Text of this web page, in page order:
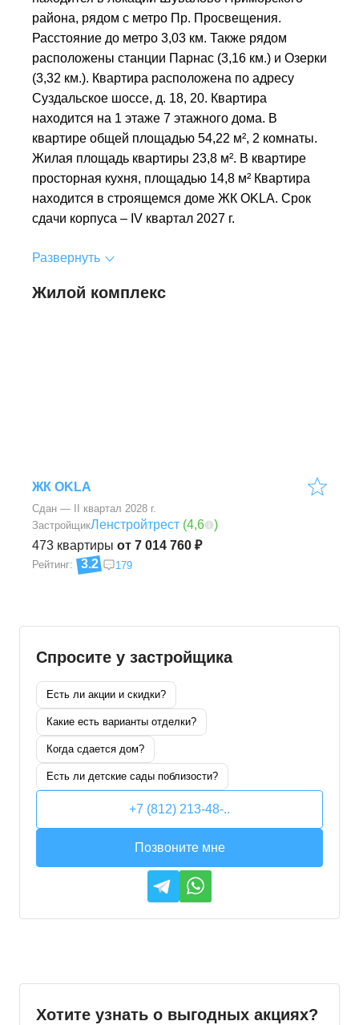
района, рядом с метро Пр. Просвещения.
Расстояние до метро 3,03 км. Также рядом
расположены станции Парнас (3,16 км.) и Озерки
(3,32 км.). Квартира расположена по адресу
Суздальское шоссе, д. 18, 20. Квартира
находится на 1 этаже 7 этажного дома. В
квартире общей площадью 54,22 м², 2 комнаты.
Жилая площадь квартиры 23,8 м². В квартире
просторная кухня, площадью 14,8 м² Квартира
находится в строящемся доме ЖК OKLA. Срок
сдачи корпуса – IV квартал 2027 г.
Развернуть
Жилой комплекс
ЖК OKLA
Сдан — II квартал 2028 г.
473 квартиры от 7 014 760 ₽
ЗастройщикЛенстройтрест (4,6 )
Рейтинг: 3.2 179
Спросите у застройщика
Есть ли акции и скидки?
Какие есть варианты отделки?
Когда сдается дом?
Есть ли детские сады поблизости?
+7 (812) 213-48-..
Позвоните мне
Хотите узнать о выгодных акциях?